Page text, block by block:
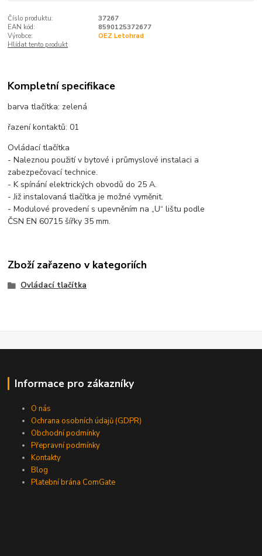
Číslo produktu:
37267
EAN kód:
8590125372677
Výrobce:
OEZ Letohrad
Hlídat tento produkt
Kompletní specifikace
barva tlačítka: zelená
řazení kontaktů: 01
Ovládací tlačítka
- Naleznou použití v bytové i průmyslové instalaci a
zabezpečovací technice.
- K spínání elektrických obvodů do 25 A.
- Již instalovaná tlačítka je možné vyměnit.
- Modulové provedení s upevněním na „U“ lištu podle
ČSN EN 60715 šířky 35 mm.
Zboží zařazeno v kategoriích
Ovládací tlačítka
Informace pro zákazníky
O nás
Ochrana osobních údajů (GDPR)
Obchodní podmínky
Přepravní podmínky
Kontakty
Blog
Platební brána ComGate